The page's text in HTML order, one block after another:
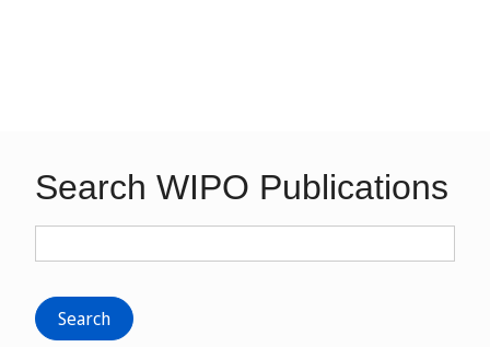
Search WIPO Publications
Search